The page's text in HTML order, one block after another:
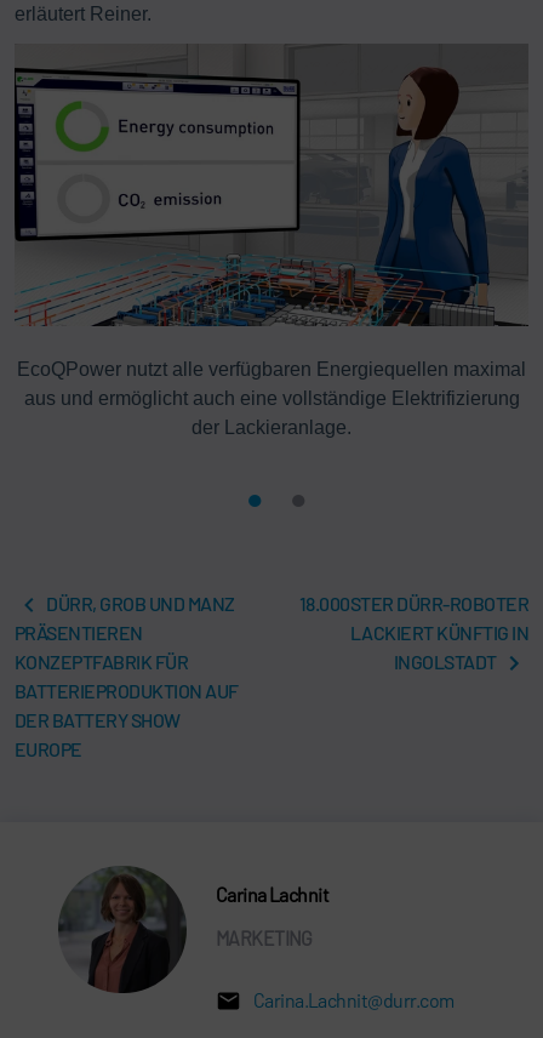
erläutert Reiner.
EcoQPower nutzt alle verfügbaren Energiequellen maximal
aus und ermöglicht auch eine vollständige Elektrifizierung
der Lackieranlage.
DÜRR, GROB UND MANZ
PRÄSENTIEREN
KONZEPTFABRIK FÜR
BATTERIEPRODUKTION AUF
DER BATTERY SHOW
EUROPE
18.000STER DÜRR-ROBOTER
LACKIERT KÜNFTIG IN
INGOLSTADT
Carina Lachnit
MARKETING
Carina.Lachnit@durr.com